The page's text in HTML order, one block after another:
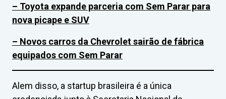
– Toyota expande parceria com Sem Parar para
nova picape e SUV
– Novos carros da Chevrolet sairão de fábrica
equipados com Sem Parar
Alem disso, a startup brasileira é a única